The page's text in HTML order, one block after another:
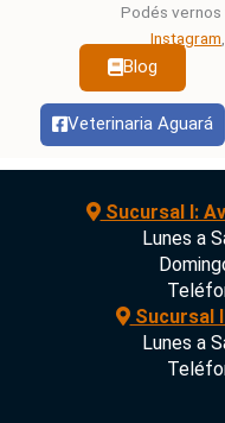
Podés vernos
Instagram
Blog
Veterinaria Aguará
Sucursal I:
Lunes a
Sucursal
Lunes a